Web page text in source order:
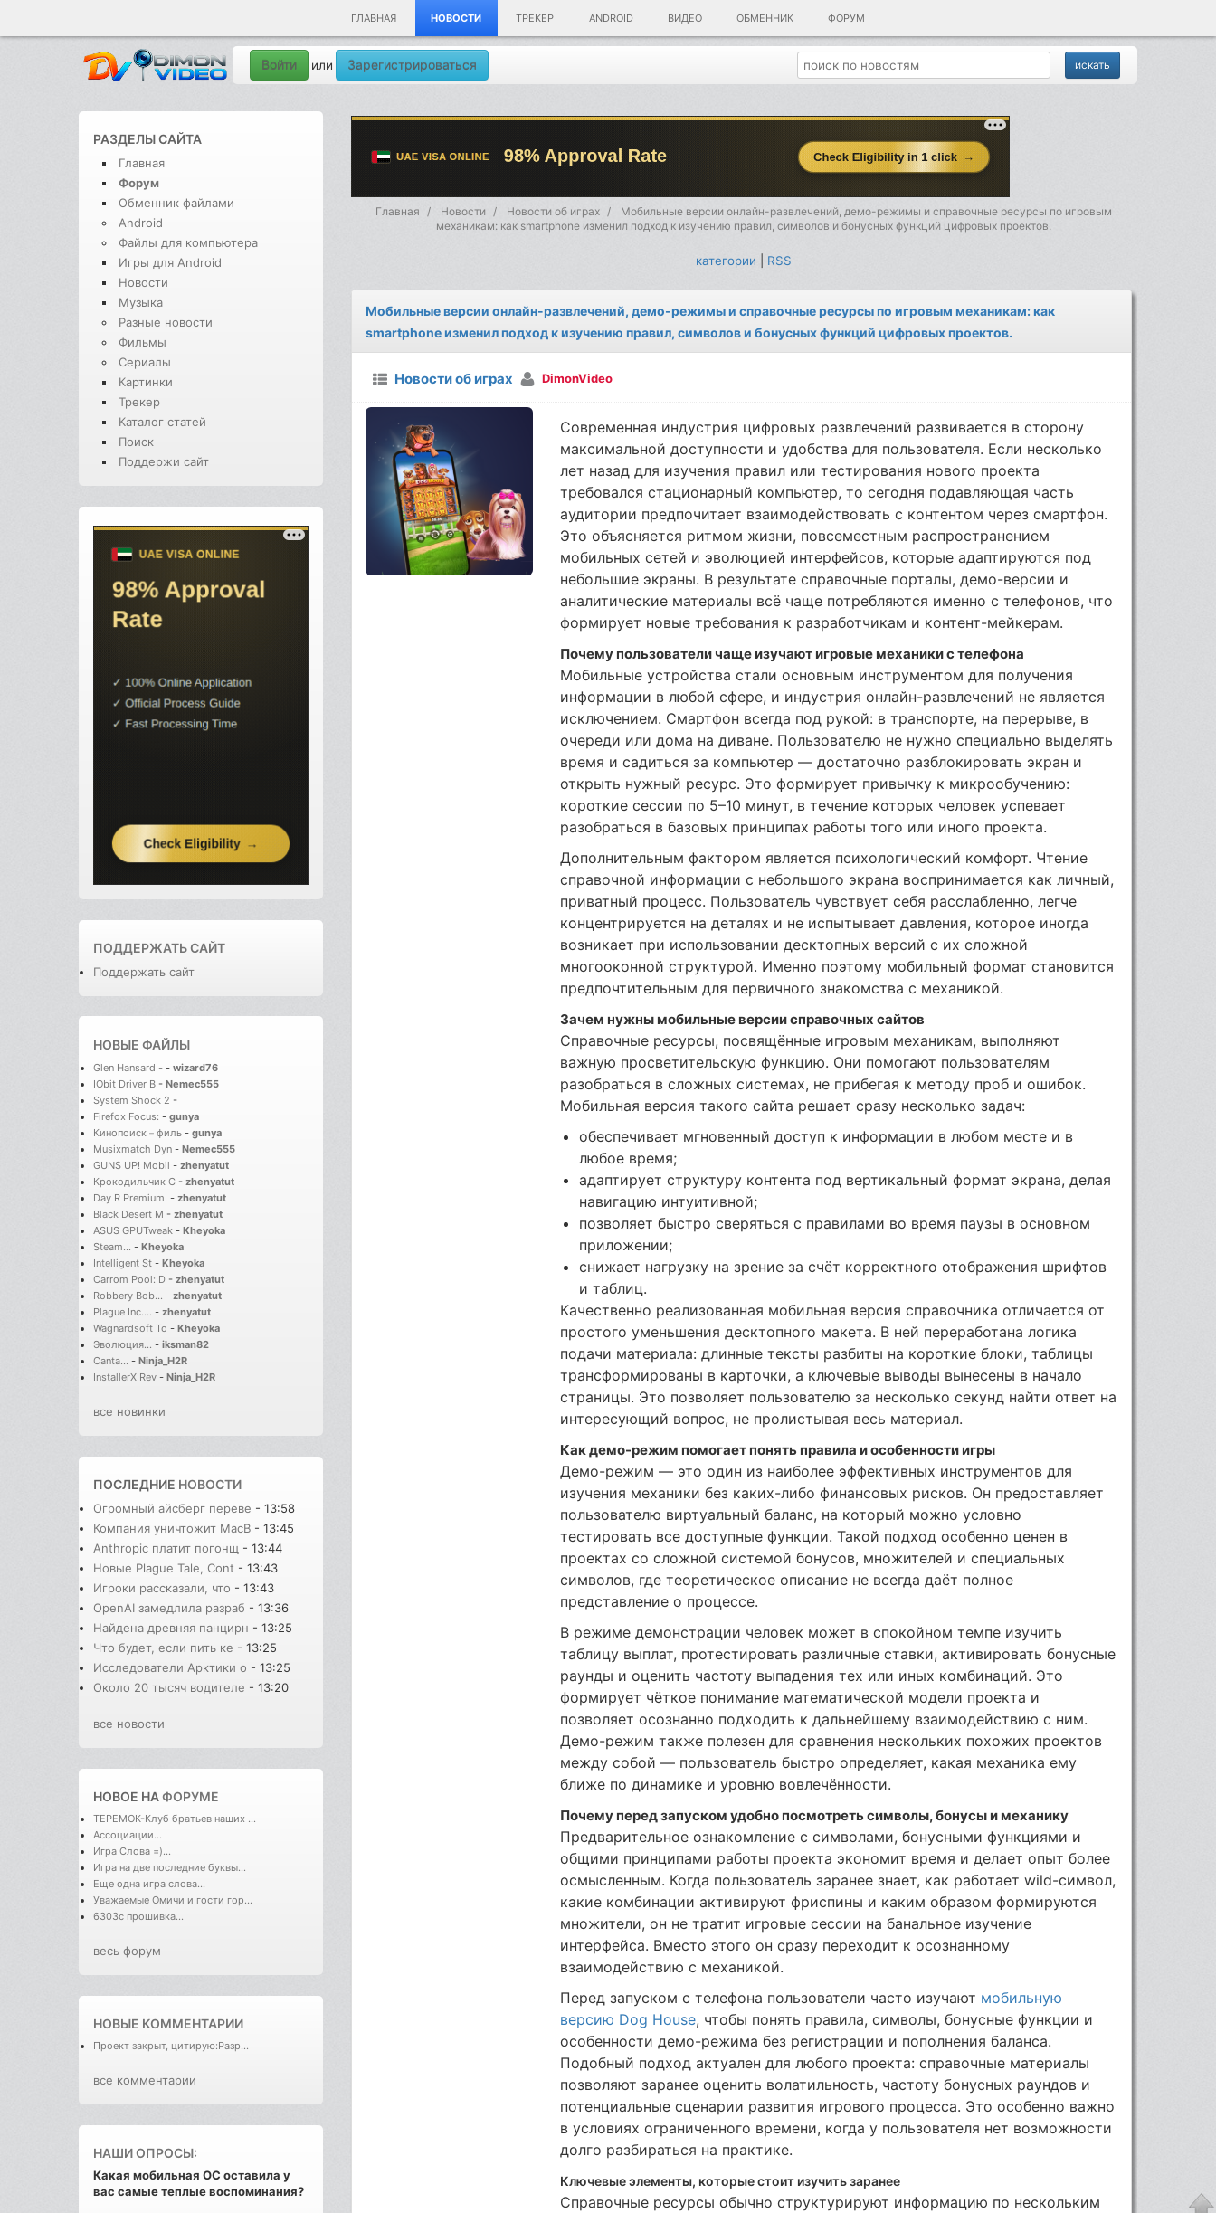
ГЛАВНАЯ НОВОСТИ ТРЕКЕР ANDROID ВИДЕО ОБМЕННИК ФОРУМ
Войти или Зарегистрироваться
РАЗДЕЛЫ САЙТА
Главная
Форум
Обменник файлами
Android
Файлы для компьютера
Игры для Android
Новости
Музыка
Разные новости
Фильмы
Сериалы
Картинки
Трекер
Каталог статей
Поиск
Поддержи сайт
ПОДДЕРЖАТЬ САЙТ
Поддержать сайт
НОВЫЕ ФАЙЛЫ
Glen Hansard - - wizard76
IObit Driver B - Nemec555
System Shock 2 -
Firefox Focus: - gunya
Кинопоиск－филь - gunya
Musixmatch Dyn - Nemec555
GUNS UP! Mobil - zhenyatut
Крокодильчик С - zhenyatut
Day R Premium. - zhenyatut
Black Desert M - zhenyatut
ASUS GPUTweak - Kheyoka
Steam... - Kheyoka
Intelligent St - Kheyoka
Carrom Pool: D - zhenyatut
Robbery Bob... - zhenyatut
Plague Inc.... - zhenyatut
Wagnardsoft To - Kheyoka
Эволюция... - iksman82
Canta... - Ninja_H2R
InstallerX Rev - Ninja_H2R
все новинки
ПОСЛЕДНИЕ НОВОСТИ
Огромный айсберг переве - 13:58
Компания уничтожит MacB - 13:45
Anthropic платит погонщ - 13:44
Новые Plague Tale, Cont - 13:43
Игроки рассказали, что - 13:43
OpenAI замедлила разраб - 13:36
Найдена древняя панцирн - 13:25
Что будет, если пить ке - 13:25
Исследователи Арктики о - 13:25
Около 20 тысяч водителе - 13:20
все новости
НОВОЕ НАФОРУМЕ
ТЕРЕМОК-Клуб братьев наших ...
Ассоциации...
Игра Слова =)...
Игра на две последние буквы...
Еще одна игра слова...
Уважаемые Омичи и гости гор...
6303с прошивка...
весь форум
НОВЫЕ КОММЕНТАРИИ
Проект закрыт, цитирую:Разр...
все комментарии
НАШИ ОПРОСЫ:
Какая мобильная ОС оставила у
вас самые теплые воспоминания?
Главная Новости Новости об играх
Мобильные версии онлайн-развлечений, демо-режимы и справочные ресурсы по игровым
механикам: как smartphone изменил подход к изучению правил, символов и бонусных функций цифровых проектов.
категории RSS
Мобильные версии онлайн-развлечений, демо-режимы и справочные ресурсы по игровым механикам: как
smartphone изменил подход к изучению правил, символов и бонусных функций цифровых проектов.
Новости об играх DimonVideo
Современная индустрия цифровых развлечений развивается в сторону
максимальной доступности и удобства для пользователя. Если несколько
лет назад для изучения правил или тестирования нового проекта
требовался стационарный компьютер, то сегодня подавляющая часть
аудитории предпочитает взаимодействовать с контентом через смартфон.
Это объясняется ритмом жизни, повсеместным распространением
мобильных сетей и эволюцией интерфейсов, которые адаптируются под
небольшие экраны. В результате справочные порталы, демо-версии и
аналитические материалы всё чаще потребляются именно с телефонов, что
формирует новые требования к разработчикам и контент-мейкерам.
Почему пользователи чаще изучают игровые механики с телефона
Мобильные устройства стали основным инструментом для получения
информации в любой сфере, и индустрия онлайн-развлечений не является
исключением. Смартфон всегда под рукой: в транспорте, на перерыве, в
очереди или дома на диване. Пользователю не нужно специально выделять
время и садиться за компьютер — достаточно разблокировать экран и
открыть нужный ресурс. Это формирует привычку к микрообучению:
короткие сессии по 5–10 минут, в течение которых человек успевает
разобраться в базовых принципах работы того или иного проекта.
Дополнительным фактором является психологический комфорт. Чтение
справочной информации с небольшого экрана воспринимается как личный,
приватный процесс. Пользователь чувствует себя расслабленно, легче
концентрируется на деталях и не испытывает давления, которое иногда
возникает при использовании десктопных версий с их сложной
многооконной структурой. Именно поэтому мобильный формат становится
предпочтительным для первичного знакомства с механикой.
Зачем нужны мобильные версии справочных сайтов
Справочные ресурсы, посвящённые игровым механикам, выполняют
важную просветительскую функцию. Они помогают пользователям
разобраться в сложных системах, не прибегая к методу проб и ошибок.
Мобильная версия такого сайта решает сразу несколько задач:
обеспечивает мгновенный доступ к информации в любом месте и в
любое время;
адаптирует структуру контента под вертикальный формат экрана, делая
навигацию интуитивной;
позволяет быстро сверяться с правилами во время паузы в основном
приложении;
снижает нагрузку на зрение за счёт корректного отображения шрифтов
и таблиц.
Качественно реализованная мобильная версия справочника отличается от
простого уменьшения десктопного макета. В ней переработана логика
подачи материала: длинные тексты разбиты на короткие блоки, таблицы
трансформированы в карточки, а ключевые выводы вынесены в начало
страницы. Это позволяет пользователю за несколько секунд найти ответ на
интересующий вопрос, не пролистывая весь материал.
Как демо-режим помогает понять правила и особенности игры
Демо-режим — это один из наиболее эффективных инструментов для
изучения механики без каких-либо финансовых рисков. Он предоставляет
пользователю виртуальный баланс, на который можно условно
тестировать все доступные функции. Такой подход особенно ценен в
проектах со сложной системой бонусов, множителей и специальных
символов, где теоретическое описание не всегда даёт полное
представление о процессе.
В режиме демонстрации человек может в спокойном темпе изучить
таблицу выплат, протестировать различные ставки, активировать бонусные
раунды и оценить частоту выпадения тех или иных комбинаций. Это
формирует чёткое понимание математической модели проекта и
позволяет осознанно подходить к дальнейшему взаимодействию с ним.
Демо-режим также полезен для сравнения нескольких похожих проектов
между собой — пользователь быстро определяет, какая механика ему
ближе по динамике и уровню вовлечённости.
Почему перед запуском удобно посмотреть символы, бонусы и механику
Предварительное ознакомление с символами, бонусными функциями и
общими принципами работы проекта экономит время и делает опыт более
осмысленным. Когда пользователь заранее знает, как работает wild-символ,
какие комбинации активируют фриспины и каким образом формируются
множители, он не тратит игровые сессии на банальное изучение
интерфейса. Вместо этого он сразу переходит к осознанному
взаимодействию с механикой.
Перед запуском с телефона пользователи часто изучают мобильную
версию Dog House, чтобы понять правила, символы, бонусные функции и
особенности демо-режима без регистрации и пополнения баланса.
Подобный подход актуален для любого проекта: справочные материалы
позволяют заранее оценить волатильность, частоту бонусных раундов и
потенциальные сценарии развития игрового процесса. Это особенно важно
в условиях ограниченного времени, когда у пользователя нет возможности
долго разбираться на практике.
Ключевые элементы, которые стоит изучить заранее
Справочные ресурсы обычно структурируют информацию по нескольким